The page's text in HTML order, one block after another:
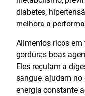
diabetes,
melhora a
Alimentos ricos em
gorduras boas
Eles regulam a
sangue, ajudam no
energia constante